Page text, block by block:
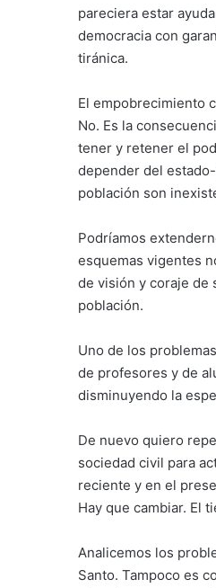
pareciera estar
democracia con
tiránica.
El empobrecimiento
No. Es la
tener y retener el
depender del
población son
Podríamos
esquemas vigentes
de visión y coraje de
población.
Uno de los
de profesores y de
disminuyendo la
De nuevo quiero
sociedad civil para
reciente y en el
Hay que cambiar. El
Analicemos los
Santo. Tampoco es